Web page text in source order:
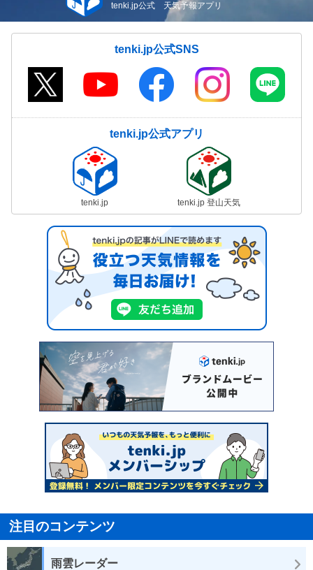
tenki.jp公式 天気予報アプリ
tenki.jp公式SNS
tenki.jp公式アプリ
tenki.jp tenki.jp 登山天気
注目のコンテンツ
雨雲レーダー